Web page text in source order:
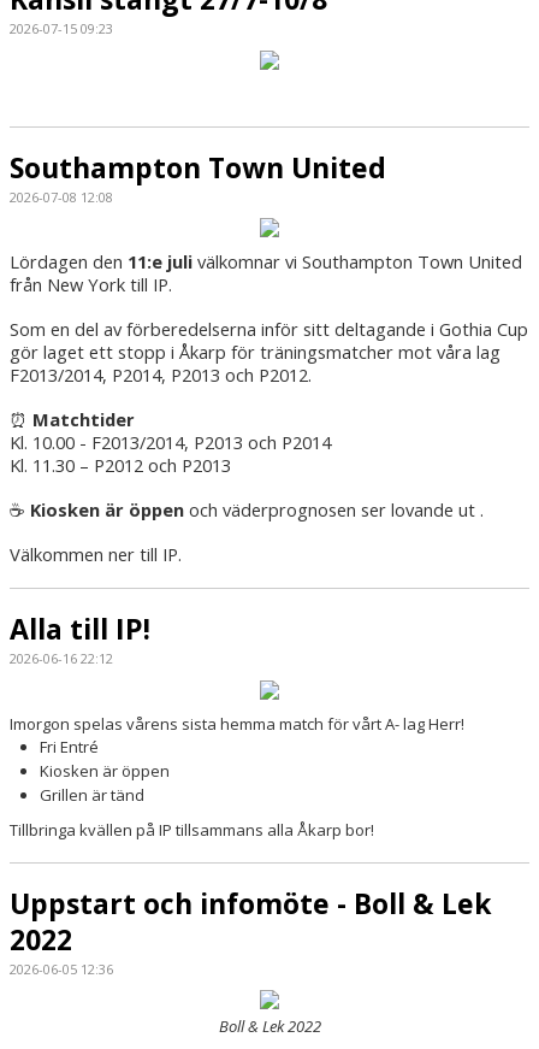
2026-07-15 09:23
Southampton Town United
2026-07-08 12:08
Lördagen den 11:e juli välkomnar vi Southampton Town United
från New York till IP.
Som en del av förberedelserna inför sitt deltagande i Gothia Cup
gör laget ett stopp i Åkarp för träningsmatcher mot våra lag
F2013/2014, P2014, P2013 och P2012.
⏰ Matchtider
Kl. 10.00 - F2013/2014, P2013 och P2014
Kl. 11.30 – P2012 och P2013
☕ Kiosken är öppen och väderprognosen ser lovande ut .
Välkommen ner till IP.
Alla till IP!
2026-06-16 22:12
Imorgon spelas vårens sista hemma match för vårt A- lag Herr!
Fri Entré
Kiosken är öppen
Grillen är tänd
Tillbringa kvällen på IP tillsammans alla Åkarp bor!
Uppstart och infomöte - Boll & Lek
2022
2026-06-05 12:36
Boll & Lek 2022